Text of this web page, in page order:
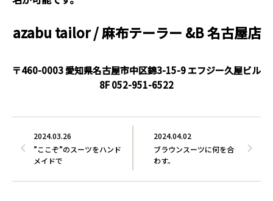
azabu tailor / 麻布テーラー &B 名古屋店
〒460-0003 愛知県名古屋市中区錦3-15-9 エフジー久屋ビル
8F052-951-6522
2024.04.02
ブラウンスーツに何を合
わす。
2024.03.26
”ここぞ”のスーツをハンド
メイドで